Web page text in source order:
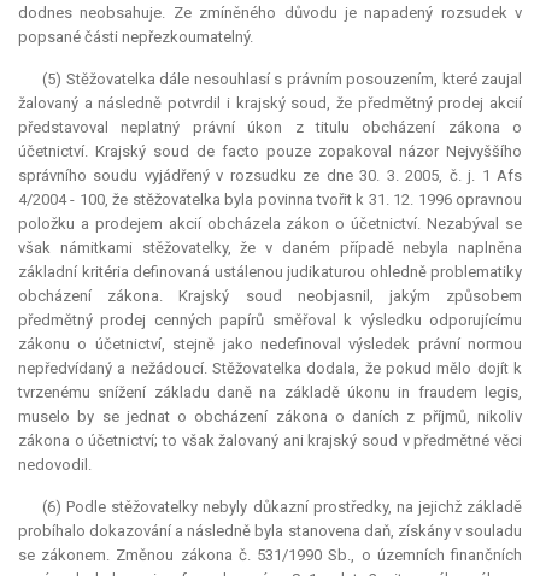
dodnes neobsahuje. Ze zmíněného důvodu je napadený rozsudek v
popsané části nepřezkoumatelný.
(5) Stěžovatelka dále nesouhlasí s právním posouzením, které zaujal
žalovaný a následně potvrdil i krajský soud, že předmětný prodej akcií
představoval neplatný právní úkon z titulu obcházení zákona o
účetnictví. Krajský soud de facto pouze zopakoval názor Nejvyššího
správního soudu vyjádřený v rozsudku ze dne 30. 3. 2005, č. j. 1 Afs
4/2004 - 100, že stěžovatelka byla povinna tvořit k 31. 12. 1996 opravnou
položku a prodejem akcií obcházela zákon o účetnictví. Nezabýval se
však námitkami stěžovatelky, že v daném případě nebyla naplněna
základní kritéria definovaná ustálenou judikaturou ohledně problematiky
obcházení zákona. Krajský soud neobjasnil, jakým způsobem
předmětný prodej cenných papírů směřoval k výsledku odporujícímu
zákonu o účetnictví, stejně jako nedefinoval výsledek právní normou
nepředvídaný a nežádoucí. Stěžovatelka dodala, že pokud mělo dojít k
tvrzenému snížení základu daně na základě úkonuin fraudem legis,
muselo by se jednat o obcházení zákona o daních z příjmů, nikoliv
zákona o účetnictví; to však žalovaný ani krajský soud v předmětné věci
nedovodil.
(6) Podle stěžovatelky nebyly důkazní prostředky, na jejichž základě
probíhalo dokazování a následně byla stanovena daň, získány v souladu
se zákonem. Změnou zákona č. 531/1990 Sb., o územních finančních